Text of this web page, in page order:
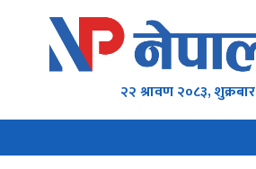
२२ श्रावण २०८३, शुक्रबार